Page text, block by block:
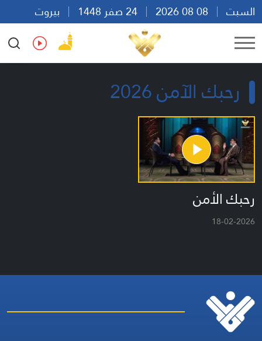
السبت
بيروت
00:12
Ar En Fr Es
رحبك الآمن 2026
رحبك الأمن
18-02-2026